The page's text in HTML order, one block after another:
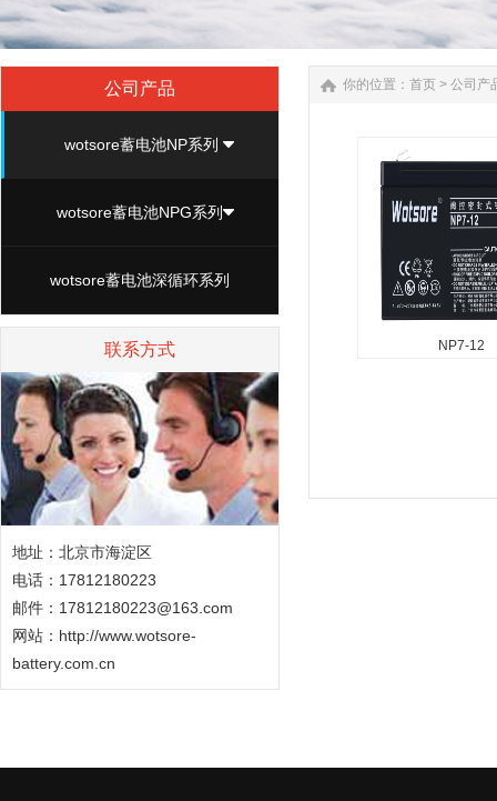
公司产品
wotsore蓄电池NP系列
wotsore蓄电池NPG系列
wotsore蓄电池深循环系列
联系方式
地址：北京市海淀区
电话：17812180223
邮件：17812180223@163.com
网站： http://www.wotsore-
battery.com.cn
你的位置： 首页 > 公司产
NP7-12